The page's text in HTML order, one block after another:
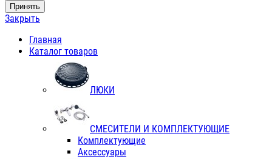
Принять
Закрыть
Главная
Каталог товаров
ЛЮКИ
СМЕСИТЕЛИ И КОМПЛЕКТУЮЩИЕ
Комплектующие
Аксессуары